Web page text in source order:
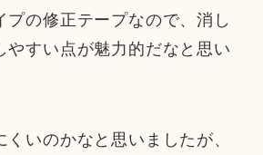
プの修正テープなので、消し
やすい点が魅力的だなと思い
いのかなと思いましたが、